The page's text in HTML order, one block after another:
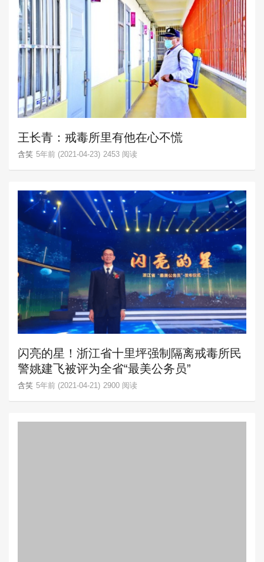
王长青：戒毒所里有他在心不慌
含笑 5年前 (2021-04-23) 2453 阅读
闪亮的星！浙江省十里坪强制隔离戒毒所民
警姚建飞被评为全省“最美公务员”
含笑 5年前 (2021-04-21) 2900 阅读